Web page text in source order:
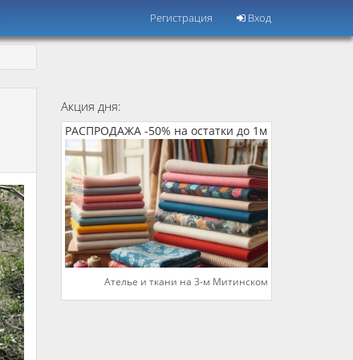
Регистрация Вход
Акция дня:
РАСПРОДАЖА -50% на остатки до 1м
Ателье и ткани на 3-м Митинском